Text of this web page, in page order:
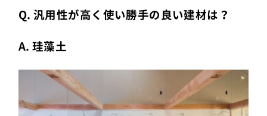
Q. 汎用性が高く使い勝手の良い建材は？
A. 珪藻土